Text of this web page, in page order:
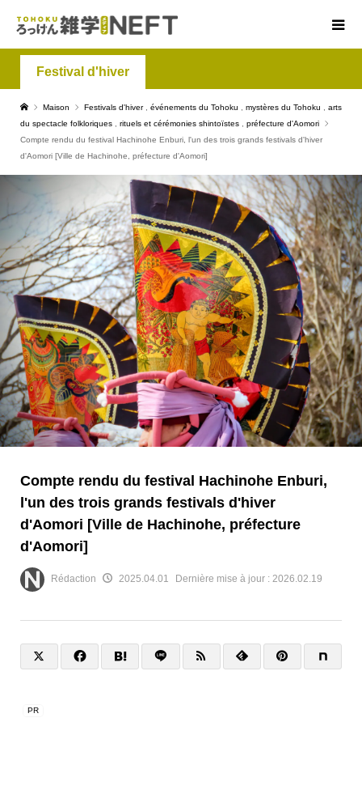
Festival d'hiver
Maison Festivals d'hiver événements du Tohoku mystères du Tohoku
arts
du spectacle folkloriques
rituels et cérémonies shintoïstes
préfecture d'Aomori
Compte rendu du festival Hachinohe Enburi, l'un des trois grands festivals d'hiver
d'Aomori [Ville de Hachinohe, préfecture d'Aomori]
Compte rendu du festival Hachinohe Enburi,
l'un des trois grands festivals d'hiver
d'Aomori [Ville de Hachinohe, préfecture
d'Aomori]
Rédaction 2025.04.01 Dernière mise à jour : 2026.02.19